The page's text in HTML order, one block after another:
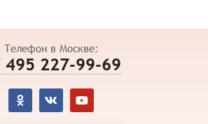
Телефон в Москве:
495 227-99-69